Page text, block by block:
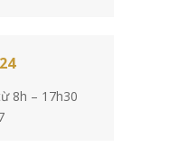
8h – 17h30